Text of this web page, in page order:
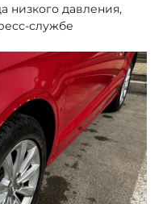
низкого давления,
службе